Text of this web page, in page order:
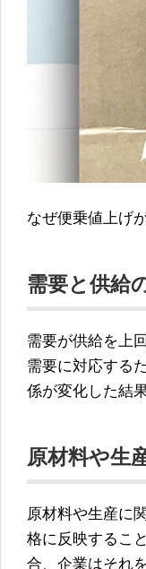
なぜ便乗値上げ
需要と供給
需要が供給を上
需要に対応する
係が変化した結
原材料や生
原材料や生産に
格に反映するこ
合、企業はそれ